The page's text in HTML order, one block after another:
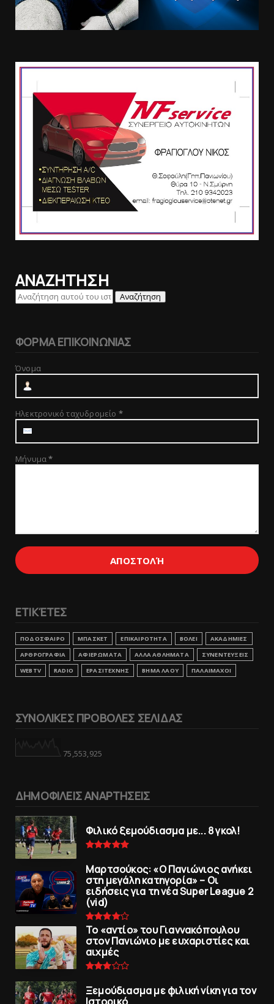
ΑΝΑΖΗΤΗΣΗ
ΦΟΡΜΑ ΕΠΙΚΟΙΝΩΝΙΑΣ
Όνομα
Ηλεκτρονικό ταχυδρομείο *
Μήνυμα*
ΕΤΙΚΈΤΕΣ
ΠΟΔΟΣΦΑΙΡΟ ΜΠΑΣΚΕΤ ΕΠΙΚΑΙΡΟΤΗΤΑ ΒΟΛΕΙ
ΑΚΑΔΗΜΙΕΣ
ΑΡΘΡΟΓΡΑΦΙΑ
ΑΦΙΕΡΩΜΑΤΑ ΑΛΛΑ ΑΘΛΗΜΑΤΑ
ΣΥΝΕΝΤΕΥΞΕΙΣ
WEBTV
RADIO ΕΡΑΣΙΤΕΧΝΗΣ ΒΗΜΑ ΛΑΟΥ ΠΑΛΑΙΜΑΧΟΙ
ΣΥΝΟΛΙΚΕΣ ΠΡΟΒΟΛΕΣ ΣΕΛΙΔΑΣ
75,553,925
ΔΗΜΟΦΙΛΕΙΣ ΑΝΑΡΤΗΣΕΙΣ
Φιλικό ξεμούδιασμα με... 8 γκολ!
Μαρτσούκος: «Ο Πανιώνιος ανήκει
στη μεγάλη κατηγορία» – Οι
ειδήσεις για τη νέα Super League 2
(vid)
To «αντίο» του Γιαννακόπουλου
στον Πανιώνιο με ευχαριστίες και
αιχμές
Ξεμούδιασμα με φιλική νίκη για τoν